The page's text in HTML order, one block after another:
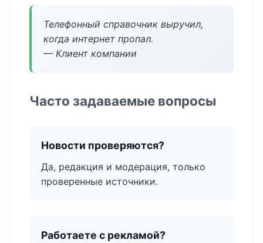
Телефонный справочник выручил,
когда интернет пропал.
— Клиент компании
Часто задаваемые вопросы
Новости проверяются?
Да, редакция и модерация, только
проверенные источники.
Работаете с рекламой?